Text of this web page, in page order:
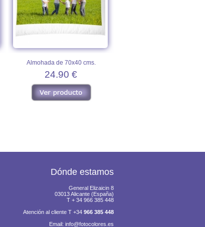
Almohada de 70x40 cms.
24.90 €
Dónde estamos
General Elizaicin 8
03013 Alicante (España)
T + 34 966 385 448
Atención al cliente T +34 966 385 448
Email: info@fotocolores.es